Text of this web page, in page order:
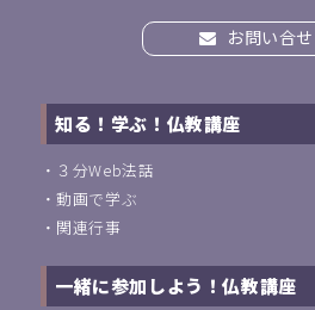
お問い合せ
知る！学ぶ！仏教講座
・ ３分Web法話
・動画で学ぶ
・ 関連行事
一緒に参加しよう！仏教講座